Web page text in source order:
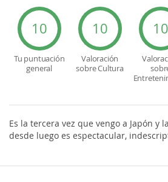
10
Tu puntuación
general
10
Valoración
sobre Cultura
10
Es la tercera vez que vengo a Japón
desde luego es espectacular,